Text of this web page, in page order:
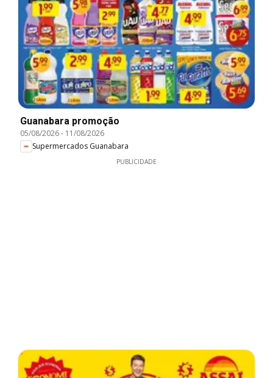
Guanabara promoção
05/08/2026- 11/08/2026
Supermercados Guanabara
PUBLICIDADE